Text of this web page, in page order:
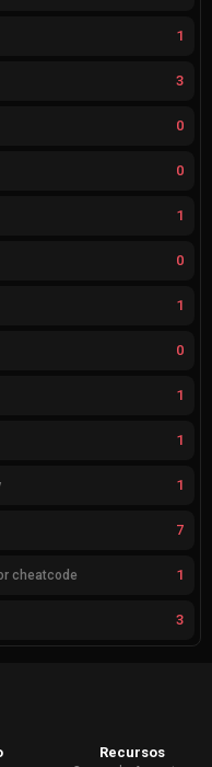
1
3
0
0
1
0
1
0
1
1
1
7
cheatcode 1
3
Recursos